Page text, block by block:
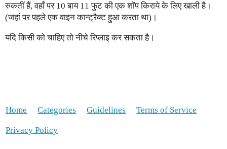
रुकतीं हैं, वहाँ पर 10 बाय 11 फुट की एक शॉप किराये के लिए खाली है।
(जहां पर पहले एक वाइन कान्ट्रैक्ट हुआ करता था)।
यदि किसी को चाहिए तो नीचे रिप्लाइ कर सकता है।
Home Categories Guidelines Terms of Service
Privacy Policy